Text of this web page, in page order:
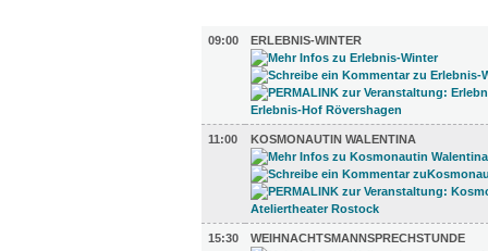
09:00
ERLEBNIS-WINTER
11:00 KOSMONAUTIN WALENTINA
15:30 WEIHNACHTSMANNSPRECHSTUNDE